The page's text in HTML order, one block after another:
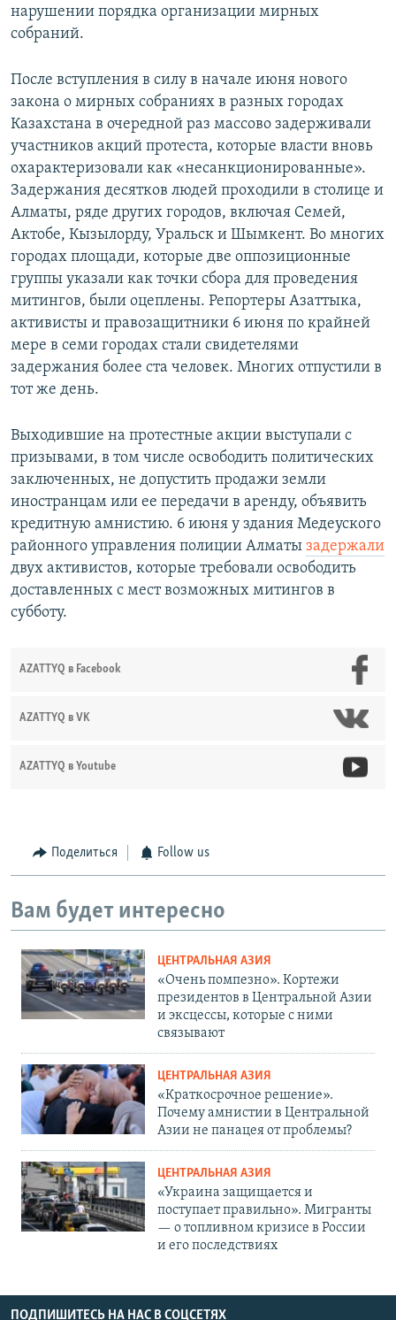
нарушении порядка организации мирных
собраний.
После вступления в силу в начале июня нового
закона о мирных собраниях в разных городах
Казахстана в очередной раз массово задерживали
участников акций протеста, которые власти вновь
охарактеризовали как «несанкционированные».
Задержания десятков людей проходили в столице и
Алматы, ряде других городов, включая Семей,
Актобе, Кызылорду, Уральск и Шымкент. Во многих
городах площади, которые две оппозиционные
группы указали как точки сбора для проведения
митингов, были оцеплены. Репортеры Азаттыка,
активисты и правозащитники 6 июня по крайней
мере в семи городах стали свидетелями
задержания более ста человек. Многих отпустили в
тот же день.
Выходившие на протестные акции выступали с
призывами, в том числе освободить политических
заключенных, не допустить продажи земли
иностранцам или ее передачи в аренду, объявить
кредитную амнистию. 6 июня у здания Медеуского
районного управления полиции Алматы задержали
двух активистов, которые требовали освободить
доставленных с мест возможных митингов в
субботу.
AZATTYQ в Facebook
AZATTYQ в VK
AZATTYQ в Youtube
Поделиться Follow us
Вам будет интересно
ЦЕНТРАЛЬНАЯ АЗИЯ
«Очень помпезно». Кортежи
президентов в Центральной Азии
и эксцессы, которые с ними
связывают
ЦЕНТРАЛЬНАЯ АЗИЯ
«Краткосрочное решение».
Почему амнистии в Центральной
Азии не панацея от проблемы?
ЦЕНТРАЛЬНАЯ АЗИЯ
«Украина защищается и
поступает правильно». Мигранты
— о топливном кризисе в России
и его последствиях
ПОДПИШИТЕСЬ НА НАС В СОЦСЕТЯХ